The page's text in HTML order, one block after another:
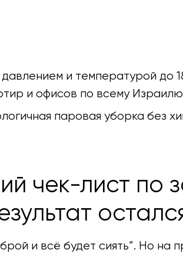
и температурой до
и офисов по всему
паровая уборка без
чек-лист по
и всё будет сиять”. Но на